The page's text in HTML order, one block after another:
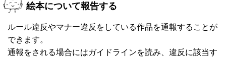
絵本について報告する
ルール違反やマナー違反をしている作品を通報することが
できます。
通報をされる場合にはガイドラインを読み、違反に該当す